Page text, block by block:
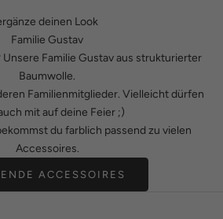
deinen Look
Familie Gustav
Familie Gustav aus strukturierter
Baumwolle.
Familienmitglieder. Vielleicht dürfen
mit auf deine Feier ;)
du farblich passend zu vielen
Accessoires.
ACCESSOIRES